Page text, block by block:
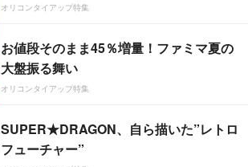
オリコンタイアップ特集
お値段そのまま45％増量！ファミマ夏の
大盤振る舞い
オリコンタイアップ特集
SUPER★DRAGON、自ら描いた”レトロ
フューチャー”